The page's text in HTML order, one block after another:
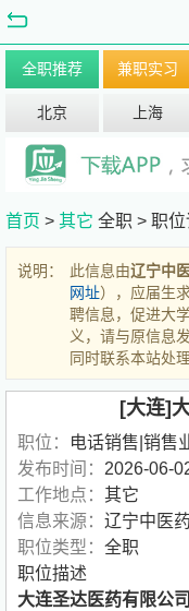
全职推荐 兼职实习
北京 上海
首页 > 其它 全职 > 职位
说明： 此信息由辽宁中
网址），应届生
聘信息，促进大
义，请与原信息
同时联系本站处
[大连]
职位：
电话销售|销售
发布时间： 2026-06-
工作地点： 其它
信息来源： 辽宁中医
职位类型： 全职
职位描述
大连圣达医药有限公